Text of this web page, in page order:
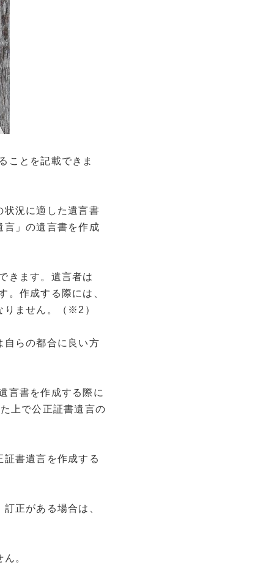
ことを記載できま
状況に適した遺言書
言」の遺言書を作成
きます。遺言者は
。作成する際には、
りません。（※2）
らの都合に良い方
言書を作成する際に
上で公正証書遺言の
書遺言を作成する
正がある場合は、
。